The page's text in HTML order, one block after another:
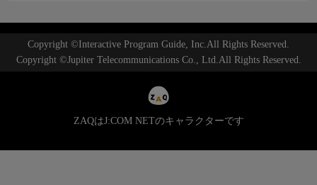
Copyright ©Interactive Program Guide, Inc.All Rights Reserved.
Copyright ©Jupiter Telecommunications Co., Ltd.All Rights Reserved.
ZAQはJ:COM NETのキャラクターです